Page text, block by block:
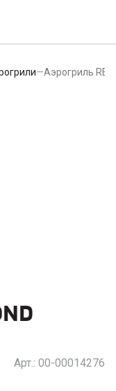
—Аэрогриль
Арт.: 00-00014276